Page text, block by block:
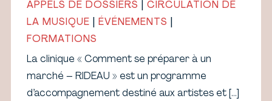
APPELS DE DOSSIERS
CIRCULATION DE
LA MUSIQUE
ÉVÉNEMENTS
FORMATIONS
La clinique « Comment se préparer à un
marché – RIDEAU » est un programme
d’accompagnement destiné aux artistes et […]